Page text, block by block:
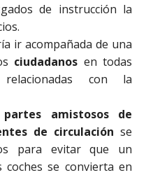
de instrucción la
ir acompañada de una
ciudadanos en todas
relacionadas con la
partes amistosos de
de circulación se
para evitar que un
se convierta en